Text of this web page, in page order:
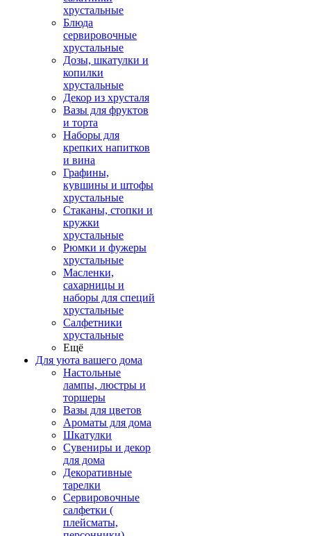
хрустальные
Блюда
сервировочные
хрустальные
Дозы, шкатулки и
копилки
хрустальные
Декор из хрусталя
Вазы для фруктов
и торта
Наборы для
крепких напитков
и вина
Графины,
кувшины и штофы
хрустальные
Стаканы, стопки и
кружки
хрустальные
Рюмки и фужеры
хрустальные
Масленки,
сахарницы и
наборы для специй
хрустальные
Салфетники
хрустальные
Ещё
Для уюта вашего дома
Настольные
лампы, люстры и
торшеры
Вазы для цветов
Ароматы для дома
Шкатулки
Сувениры и декор
для дома
Декоративные
тарелки
Сервировочные
салфетки (
плейсматы,